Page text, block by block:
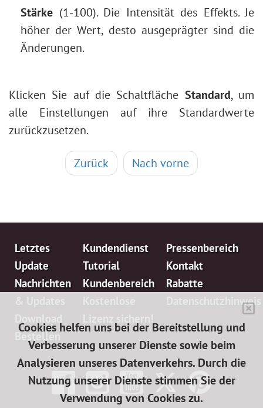
Stärke (1-100). Die Intensität des Effekts. Je
höher der Wert, desto ausgeprägter sind die
Änderungen.
Klicken Sie auf die Schaltfläche Standard, um
alle Einstellungen auf ihre Standardwerte
zurückzusetzen.
Zurück Nach vorne
Letztes
Update
Nachrichten
Bestellen
Kundendienst
Tutorial
Kundenbereich
Pressenbereich
Kontakt
Rabatte
Datenschutzhinweis
Cookies helfen uns bei der Bereitstellung und
Verbesserung unserer Dienste sowie beim
Analysieren unseres Datenverkehrs. Durch die
Nutzung unserer Dienste stimmen Sie der
Verwendung von Cookies zu.